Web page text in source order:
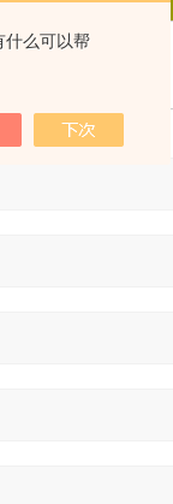
什么可以帮
佳样品温度：20 to 40